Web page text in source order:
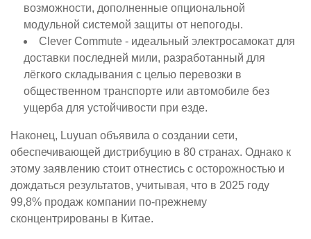
возможности, дополненные опциональной
модульной системой защиты от непогоды.
Clever Commute - идеальный электросамокат для
доставки последней мили, разработанный для
лёгкого складывания с целью перевозки в
общественном транспорте или автомобиле без
ущерба для устойчивости при езде.
Наконец, Luyuan объявила о создании сети,
обеспечивающей дистрибуцию в 80 странах. Однако к
этому заявлению стоит отнестись с осторожностью и
дождаться результатов, учитывая, что в 2025 году
99,8% продаж компании по-прежнему
сконцентрированы в Китае.